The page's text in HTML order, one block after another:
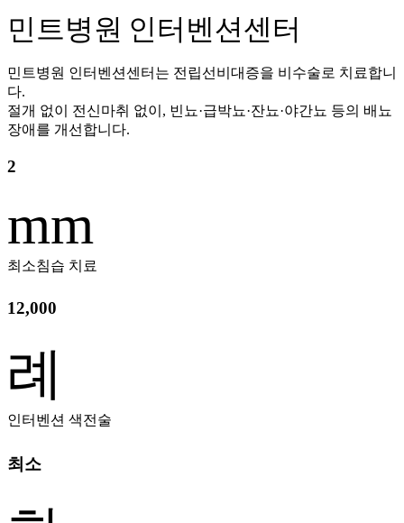
민트병원 인터벤션센터
민트병원 인터벤션센터는 전립선비대증을 비수술로 치료합니
다.
절개 없이 전신마취 없이, 빈뇨·급박뇨·잔뇨·야간뇨 등의 배뇨
장애를 개선합니다.
2
mm
최소침습 치료
12,000
례
인터벤션 색전술
최소